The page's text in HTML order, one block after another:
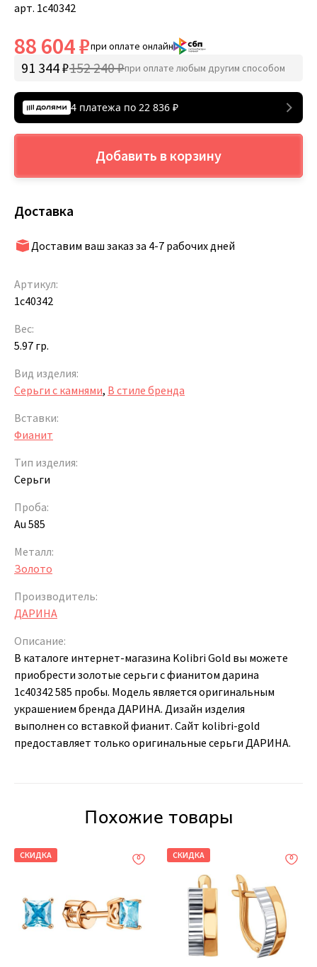
арт. 1с40342
88 604 ₽при оплате онлайн
91 344 ₽152 240 ₽при оплате любым другим способом
4 платежа по 22 836 ₽
Добавить в корзину
Доставка
Доставим ваш заказ за 4-7 рабочих дней
Артикул:
1с40342
Вес:
5.97 гр.
Вид изделия:
Серьги с камнями, В стиле бренда
Вставки:
Фианит
Тип изделия:
Серьги
Проба:
Au 585
Металл:
Золото
Производитель:
ДАРИНА
Описание:
В каталоге интернет-магазина Kolibri Gold вы можете
приобрести золотые серьги с фианитом дарина
1с40342 585 пробы. Модель является оригинальным
украшением бренда ДАРИНА. Дизайн изделия
выполнен со вставкой фианит. Сайт kolibri-gold
предоставляет только оригинальные серьги ДАРИНА.
Похожие товары
СКИДКА СКИДКА